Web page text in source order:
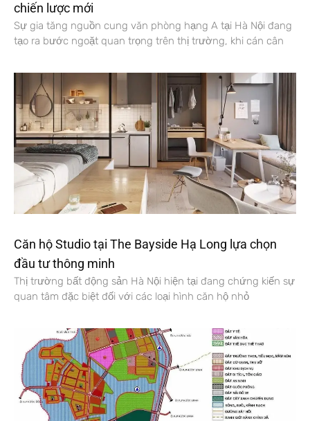
chiến lược mới
Sự gia tăng nguồn cung văn phòng hạng A tại Hà Nội đang
tạo ra bước ngoặt quan trọng trên thị trường, khi cán cân
Căn hộ Studio tại The Bayside Hạ Long lựa chọn
đầu tư thông minh
Thị trường bất động sản Hà Nội hiện tại đang chứng kiến sự
quan tâm đặc biệt đối với các loại hình căn hộ nhỏ